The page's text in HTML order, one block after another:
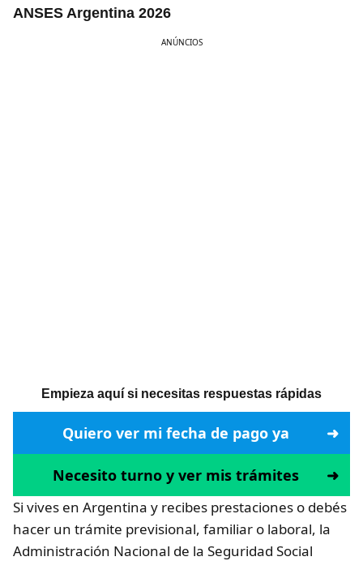
ANSES Argentina 2026
ANÚNCIOS
Empieza aquí si necesitas respuestas rápidas
Quiero ver mi fecha de pago ya
Necesito turno y ver mis trámites
Si vives en Argentina y recibes prestaciones o debés
hacer un trámite previsional, familiar o laboral, la
Administración Nacional de la Seguridad Social